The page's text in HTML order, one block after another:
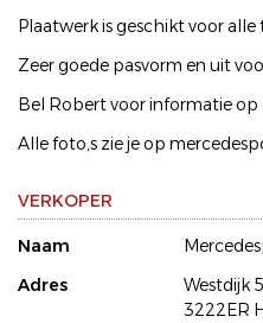
Plaatwerk is geschikt voor alle
Zeer goede pasvorm en uit
Bel Robert voor informatie
Alle foto,s zie je op
VERKOPER
Naam
Adres
Westdijk
3222ER